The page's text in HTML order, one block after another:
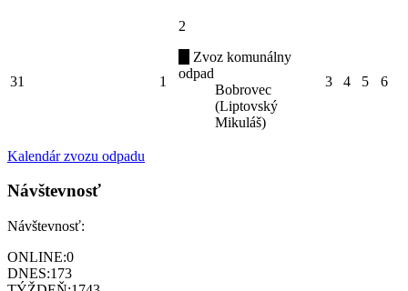
31 1
2
Zvoz komunálny
odpad
Bobrovec
(Liptovský
Mikuláš)
3 4 5 6
Kalendár zvozu odpadu
Návštevnosť
Návštevnosť:
ONLINE:0
DNES:173